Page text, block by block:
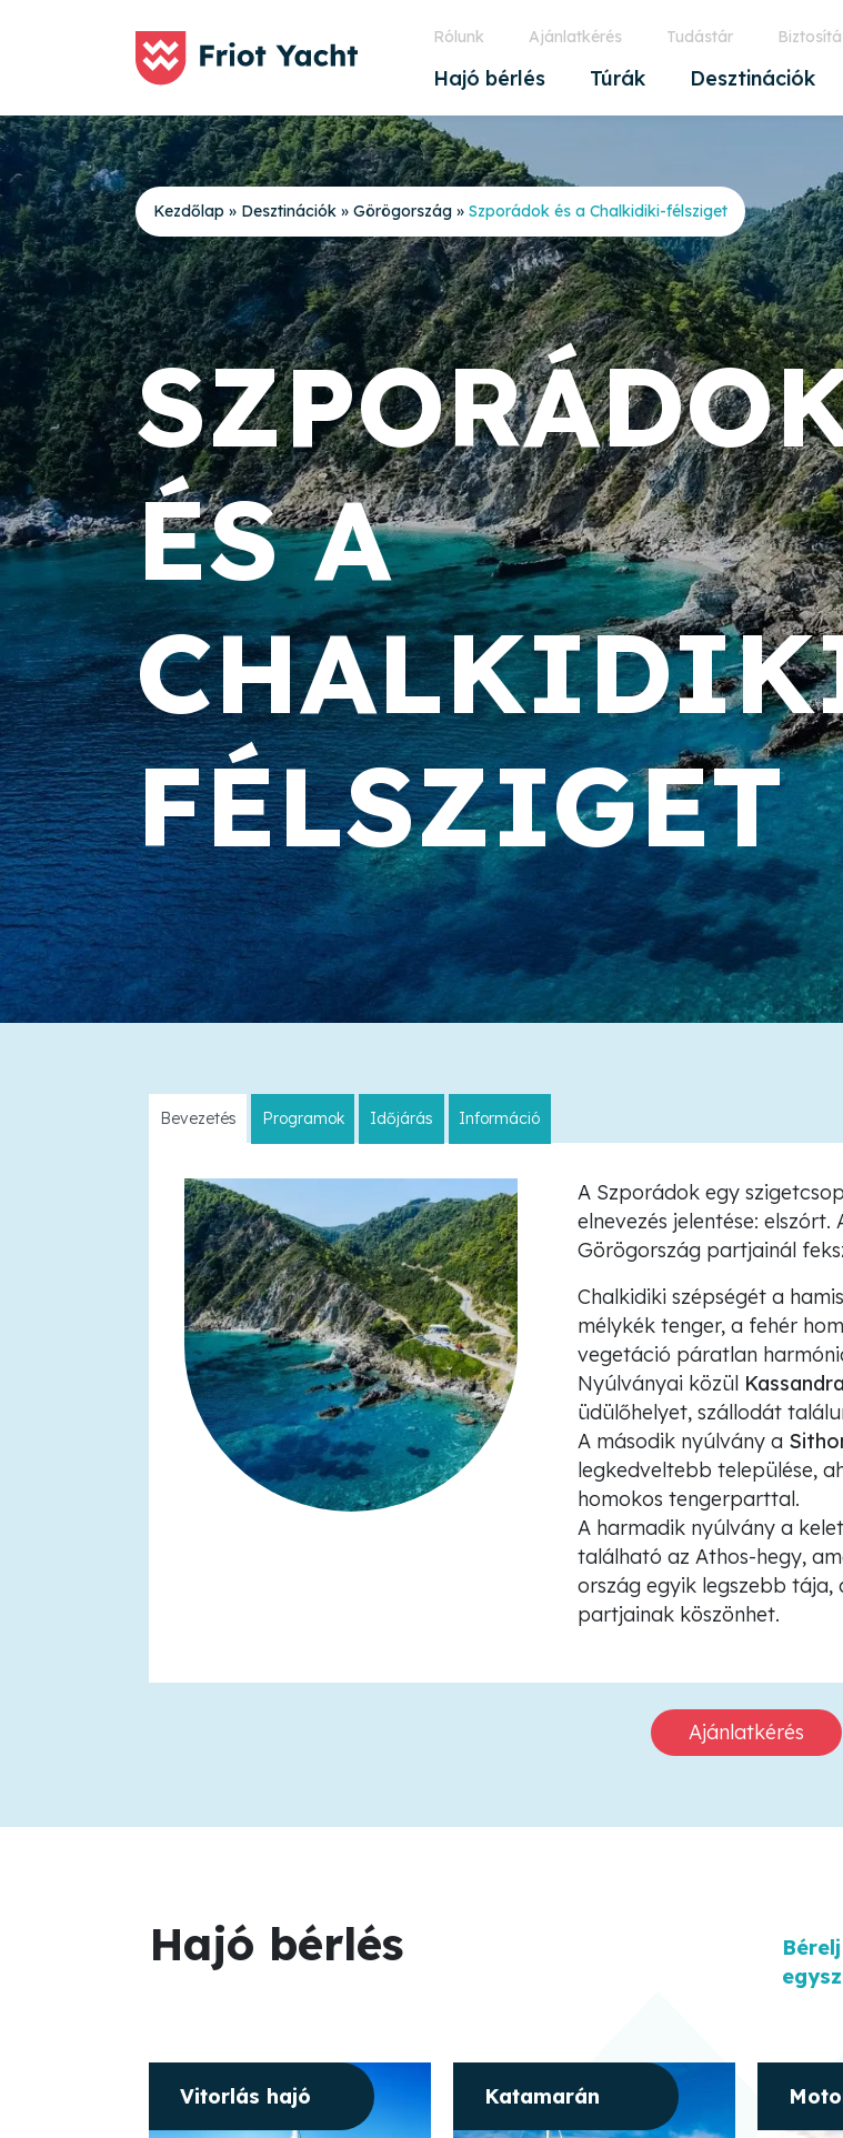
Rólunk Ajánlatkérés Tudástár
Hajó bérlés Túrák Desztinációk
Kezdőlap » Desztinációk » Görögország » Szporádok és a Chalkidiki-félsziget
ÉS A
FÉLSZIGET
Bevezetés Programok Időjárás Információ
A Szporádok egy
elnevezés jelentése:
Görögország partjainál
Chalkidiki szépségét a
mélykék tenger, a fehér
vegetáció páratlan
Nyúlványai közül
üdülőhelyet, szállodát
A második nyúlvány a
legkedveltebb települése,
homokos tengerparttal.
A harmadik nyúlvány a
található az Athos-hegy,
ország egyik legszebb tája,
partjainak köszönhet.
Ajánlatkérés
Hajó bérlés
Vitorlás hajó Katamarán